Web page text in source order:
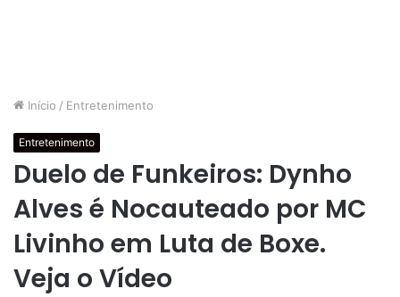
Início / Entretenimento
Entretenimento
Duelo de Funkeiros: Dynho
Alves é Nocauteado por MC
Livinho em Luta de Boxe.
Veja o Vídeo